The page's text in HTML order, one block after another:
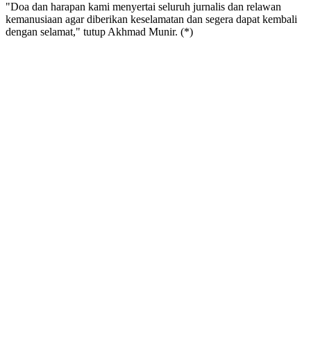
"Doa dan harapan kami menyertai seluruh jurnalis dan relawan
kemanusiaan agar diberikan keselamatan dan segera dapat kembali
dengan selamat," tutup Akhmad Munir. (*)